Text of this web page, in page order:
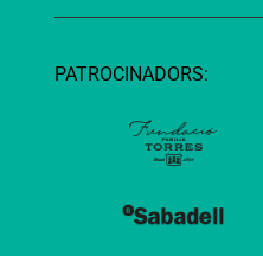
PATROCINADORS: